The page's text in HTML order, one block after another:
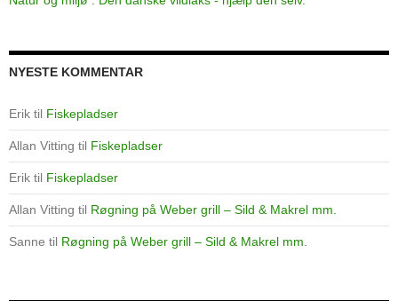
NYESTE KOMMENTAR
Erik til Fiskepladser
Allan Vitting til Fiskepladser
Erik til Fiskepladser
Allan Vitting til Røgning på Weber grill – Sild & Makrel mm.
Sanne til Røgning på Weber grill – Sild & Makrel mm.